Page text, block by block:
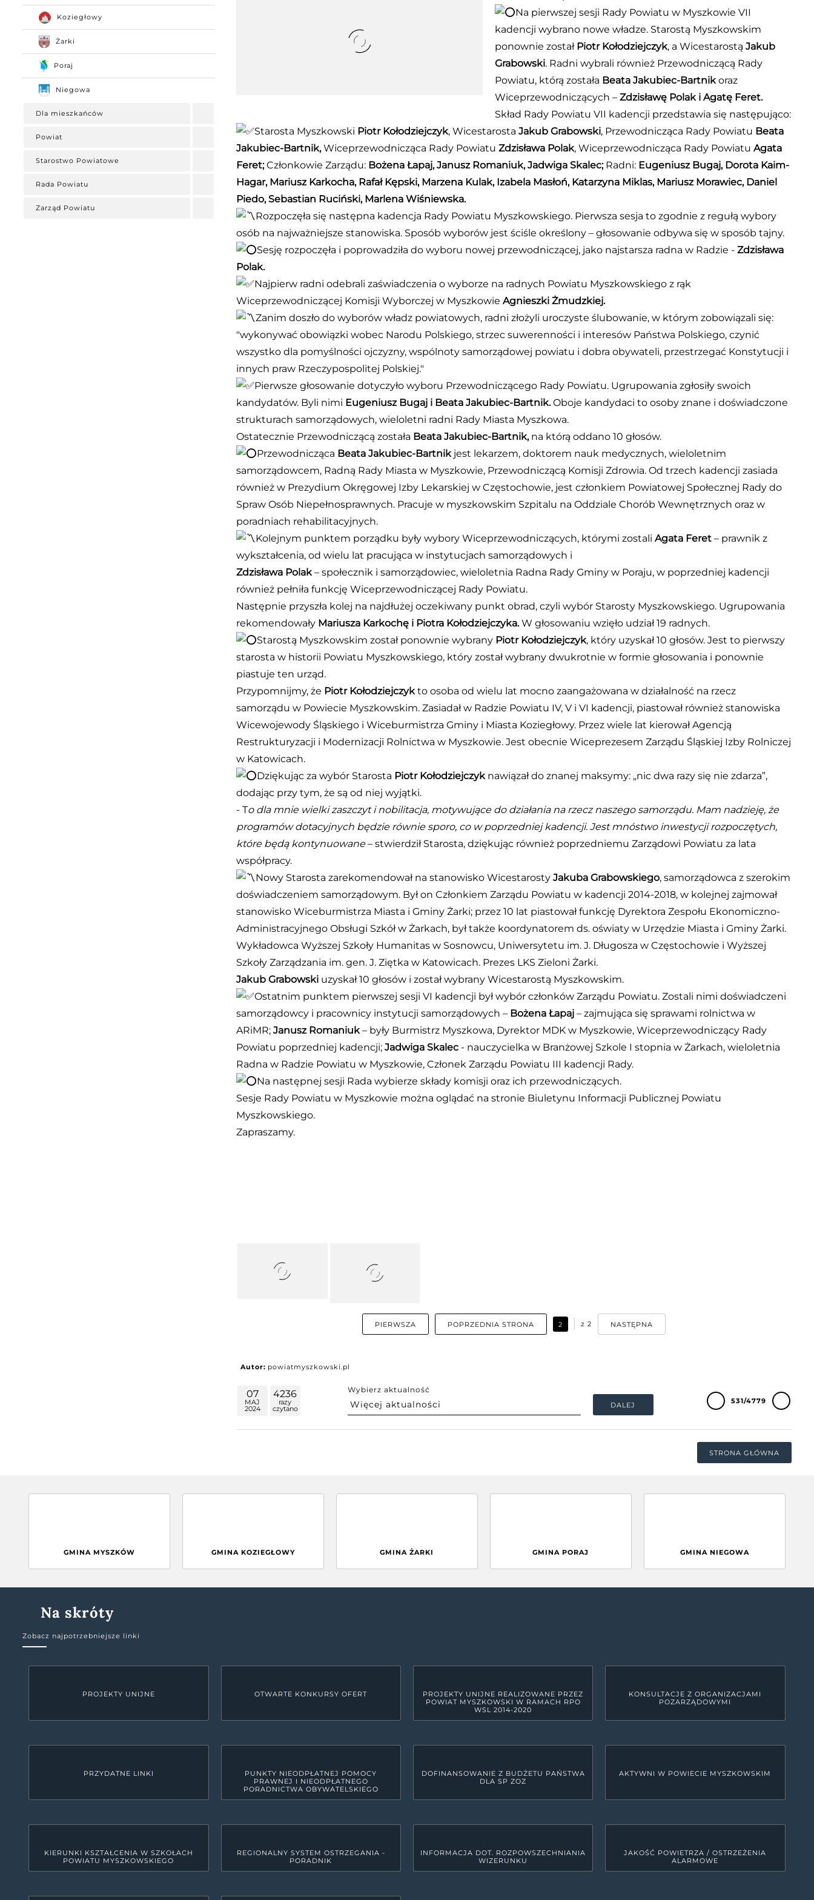
Koziegłowy
Żarki
Poraj
Niegowa
Dla mieszkańców
Powiat
Starostwo Powiatowe
Rada Powiatu
Zarząd Powiatu
Na pierwszej sesji Rady Powiatu w Myszkowie VII
kadencji wybrano nowe władze. Starostą Myszkowskim
ponownie zostałPiotr Kołodziejczyk, a WicestarostąJakub
Grabowski. Radni wybrali również Przewodniczącą Rady
Powiatu, którą została Beata Jakubiec-Bartnikoraz
Wiceprzewodniczących –Zdzisławę Polak i Agatę Feret.
Skład Rady Powiatu VII kadencji przedstawia się następująco:
Starosta Myszkowski Piotr Kołodziejczyk, Wicestarosta Jakub Grabowski, Przewodnicząca Rady Powiatu Beata
Jakubiec-Bartnik,Wiceprzewodnicząca Rady Powiatu Zdzisława Polak, Wiceprzewodnicząca Rady Powiatu Agata
Feret;Członkowie Zarządu: Bożena Łapaj, Janusz Romaniuk, Jadwiga Skalec;Radni: Eugeniusz Bugaj, Dorota Kaim-
Hagar, Mariusz Karkocha, Rafał Kępski, Marzena Kulak, Izabela Masłoń, Katarzyna Miklas, Mariusz Morawiec, Daniel
Piedo, Sebastian Ruciński, Marlena Wiśniewska.
Rozpoczęła się następna kadencja Rady Powiatu Myszkowskiego. Pierwsza sesja to zgodnie z regułą wybory
osób na najważniejsze stanowiska. Sposób wyborów jest ściśle określony – głosowanie odbywa się w sposób tajny.
Sesję rozpoczęła i poprowadziła do wyboru nowej przewodniczącej, jako najstarsza radna w Radzie - Zdzisława
Polak.
Najpierw radni odebrali zaświadczenia o wyborze na radnych Powiatu Myszkowskiego z rąk
Wiceprzewodniczącej Komisji Wyborczej w Myszkowie Agnieszki Żmudzkiej.
Zanim doszło do wyborów władz powiatowych, radni złożyli uroczyste ślubowanie, w którym zobowiązali się:
"wykonywać obowiązki wobec Narodu Polskiego, strzec suwerenności i interesów Państwa Polskiego, czynić
wszystko dla pomyślności ojczyzny, wspólnoty samorządowej powiatu i dobra obywateli, przestrzegać Konstytucji i
innych praw Rzeczypospolitej Polskiej."
Pierwsze głosowanie dotyczyło wyboru Przewodniczącego Rady Powiatu. Ugrupowania zgłosiły swoich
kandydatów. Byli nimi Eugeniusz Bugaj i Beata Jakubiec-Bartnik.Oboje kandydaci to osoby znane i doświadczone
strukturach samorządowych, wieloletni radni Rady Miasta Myszkowa.
Ostatecznie Przewodniczącą została Beata Jakubiec-Bartnik,na którą oddano 10 głosów.
Przewodnicząca Beata Jakubiec-Bartnikjest lekarzem, doktorem nauk medycznych, wieloletnim
samorządowcem, Radną Rady Miasta w Myszkowie, Przewodniczącą Komisji Zdrowia. Od trzech kadencji zasiada
również w Prezydium Okręgowej Izby Lekarskiej w Częstochowie, jest członkiem Powiatowej Społecznej Rady do
Spraw Osób Niepełnosprawnych. Pracuje w myszkowskim Szpitalu na Oddziale Chorób Wewnętrznych oraz w
poradniach rehabilitacyjnych.
Kolejnym punktem porządku były wybory Wiceprzewodniczących, którymi zostali Agata Feret – prawnik z
wykształcenia, od wielu lat pracująca w instytucjach samorządowych i
Zdzisława Polak– społecznik i samorządowiec, wieloletnia Radna Rady Gminy w Poraju, w poprzedniej kadencji
również pełniła funkcję Wiceprzewodniczącej Rady Powiatu.
Następnie przyszła kolej na najdłużej oczekiwany punkt obrad, czyli wybór Starosty Myszkowskiego. Ugrupowania
rekomendowały Mariusza Karkochę i Piotra Kołodziejczyka.W głosowaniu wzięło udział 19 radnych.
Starostą Myszkowskim został ponownie wybranyPiotr Kołodziejczyk, który uzyskał 10 głosów. Jest to pierwszy
starosta w historii Powiatu Myszkowskiego, który został wybrany dwukrotnie w formie głosowania i ponownie
piastuje ten urząd.
Przypomnijmy, że Piotr Kołodziejczykto osoba od wielu lat mocno zaangażowana w działalność na rzecz
samorządu w Powiecie Myszkowskim. Zasiadał w Radzie Powiatu IV, V i VI kadencji, piastował również stanowiska
Wicewojewody Śląskiego i Wiceburmistrza Gminy i Miasta Koziegłowy. Przez wiele lat kierował Agencją
Restrukturyzacji i Modernizacji Rolnictwa w Myszkowie. Jest obecnie Wiceprezesem Zarządu Śląskiej Izby Rolniczej
w Katowicach.
Dziękując za wybór Starosta Piotr Kołodziejczyk nawiązał do znanej maksymy: „nic dwa razy się nie zdarza”,
dodając przy tym, że są od niej wyjątki.
- To dla mnie wielki zaszczyt i nobilitacja, motywujące do działania na rzecz naszego samorządu. Mam nadzieję, że
programów dotacyjnych będzie równie sporo, co w poprzedniej kadencji. Jest mnóstwo inwestycji rozpoczętych,
które będą kontynuowane– stwierdził Starosta, dziękując również poprzedniemu Zarządowi Powiatu za lata
współpracy.
Nowy Starosta zarekomendował na stanowisko WicestarostyJakuba Grabowskiego, samorządowca z szerokim
doświadczeniem samorządowym. Był on Członkiem Zarządu Powiatu w kadencji 2014-2018, w kolejnej zajmował
stanowisko Wiceburmistrza Miasta i Gminy Żarki; przez 10 lat piastował funkcję Dyrektora Zespołu Ekonomiczno-
Administracyjnego Obsługi Szkół w Żarkach, był także koordynatorem ds. oświaty w Urzędzie Miasta i Gminy Żarki.
Wykładowca Wyższej Szkoły Humanitas w Sosnowcu, Uniwersytetu im. J. Długosza w Częstochowie i Wyższej
Szkoły Zarządzania im. gen. J. Ziętka w Katowicach. Prezes LKS Zieloni Żarki.
Jakub Grabowski uzyskał 10 głosów i został wybrany Wicestarostą Myszkowskim.
Ostatnim punktem pierwszej sesji VI kadencji był wybór członków Zarządu Powiatu. Zostali nimi doświadczeni
samorządowcy i pracownicy instytucji samorządowych –Bożena Łapaj – zajmująca się sprawami rolnictwa w
ARiMR; Janusz Romaniuk– były Burmistrz Myszkowa, Dyrektor MDK w Myszkowie, Wiceprzewodniczący Rady
Powiatu poprzedniej kadencji; Jadwiga Skalec - nauczycielka w Branżowej Szkole I stopnia w Żarkach, wieloletnia
Radna w Radzie Powiatu w Myszkowie, Członek Zarządu Powiatu III kadencji Rady.
Na następnej sesji Rada wybierze składy komisji oraz ich przewodniczących.
Sesje Rady Powiatu w Myszkowie można oglądać na stronie Biuletynu Informacji Publicznej Powiatu
Myszkowskiego.
Zapraszamy.
PIERWSZA POPRZEDNIA STRONA 2 z 2 NASTĘPNA
Autor: powiatmyszkowski.pl
07
MAJ
2024
4236
razy
czytano
Wybierz aktualność
DALEJ 531/4779
STRONA GŁÓWNA
GMINA MYSZKÓW GMINA KOZIEGŁOWY GMINA ŻARKI GMINA PORAJ GMINA NIEGOWA
Na skróty
Zobacz najpotrzebniejsze linki
PROJEKTY UNIJNE OTWARTE KONKURSY OFERT
PROJEKTY UNIJNE REALIZOWANE PRZEZ
POWIAT MYSZKOWSKI W RAMACH RPO
WSL 2014-2020
KONSULTACJE Z ORGANIZACJAMI
POZARZĄDOWYMI
PRZYDATNE LINKI
PUNKTY NIEODPŁATNEJ POMOCY
PRAWNEJ I NIEODPŁATNEGO
PORADNICTWA OBYWATELSKIEGO
DOFINANSOWANIE Z BUDŻETU PAŃSTWA
DLA SP ZOZ
AKTYWNI W POWIECIE MYSZKOWSKIM
KIERUNKI KSZTAŁCENIA W SZKOŁACH
POWIATU MYSZKOWSKIEGO
REGIONALNY SYSTEM OSTRZEGANIA -
PORADNIK
INFORMACJA DOT. ROZPOWSZECHNIANIA
WIZERUNKU
JAKOŚĆ POWIETRZA / OSTRZEŻENIA
ALARMOWE
KONTAKT GODZINY PRACY URZĘDU LINKI SYSTEMOWE